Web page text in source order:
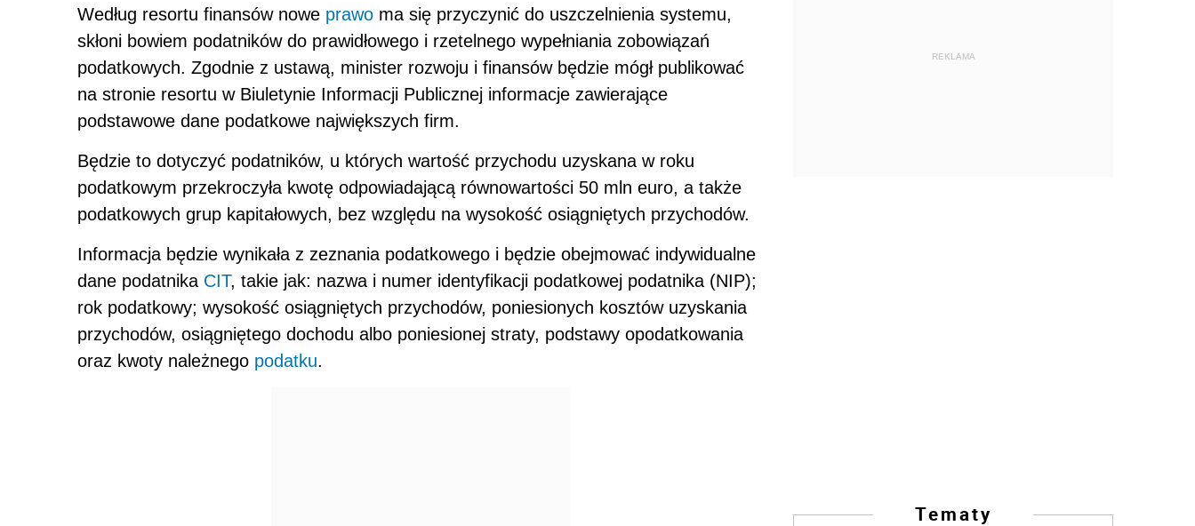
Według resortu finansów nowe prawo ma się przyczynić do uszczelnienia systemu,
skłoni bowiem podatników do prawidłowego i rzetelnego wypełniania zobowiązań
podatkowych. Zgodnie z ustawą, minister rozwoju i finansów będzie mógł publikować
na stronie resortu w Biuletynie Informacji Publicznej informacje zawierające
podstawowe dane podatkowe największych firm.
Będzie to dotyczyć podatników, u których wartość przychodu uzyskana w roku
podatkowym przekroczyła kwotę odpowiadającą równowartości 50 mln euro, a także
podatkowych grup kapitałowych, bez względu na wysokość osiągniętych przychodów.
Informacja będzie wynikała z zeznania podatkowego i będzie obejmować indywidualne
dane podatnika CIT, takie jak: nazwa i numer identyfikacji podatkowej podatnika (NIP);
rok podatkowy; wysokość osiągniętych przychodów, poniesionych kosztów uzyskania
przychodów, osiągniętego dochodu albo poniesionej straty, podstawy opodatkowania
oraz kwoty należnego podatku.
REKLAMA
Tematy